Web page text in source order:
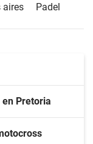
aires Padel
Pretoria